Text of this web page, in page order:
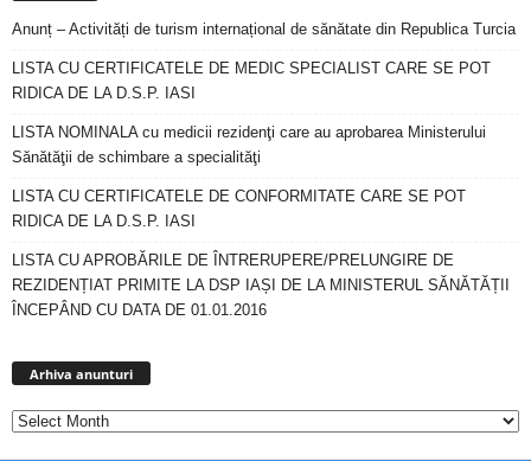
Anunț – Activități de turism internațional de sănătate din Republica Turcia
LISTA CU CERTIFICATELE DE MEDIC SPECIALIST CARE SE POT
RIDICA DE LA D.S.P. IASI
LISTA NOMINALA cu medicii rezidenţi care au aprobarea Ministerului
Sănătăţii de schimbare a specialităţi
LISTA CU CERTIFICATELE DE CONFORMITATE CARE SE POT
RIDICA DE LA D.S.P. IASI
LISTA CU APROBĂRILE DE ÎNTRERUPERE/PRELUNGIRE DE
REZIDENȚIAT PRIMITE LA DSP IAȘI DE LA MINISTERUL SĂNĂTĂȚII
ÎNCEPÂND CU DATA DE 01.01.2016
Arhiva anunturi